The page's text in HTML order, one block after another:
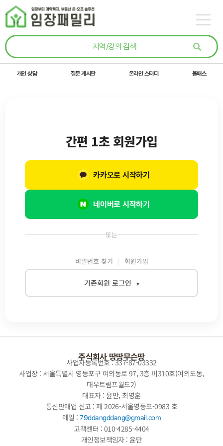
콘텐츠로
건너뛰기
개인 상담 질문 게시판 온라인 스터디 올패스
또는
비밀번호 찾기 회원가입
기존회원 로그인 ▾
로그인
간편 1초 회원가입
네이버로 시작하기
카카오로 시작하기
주식회사 땅땅무슨땅
사업자등록번호 : 337-87-03332
사업장 : 서울특별시 영등포구 여의동로 97, 3층 비310호(여의도동,
대우트럼프월드2)
대표자 : 윤만, 최영훈
통신판매업 신고 : 제 2026-서울영등포-0983 호
메일 :79ddangddang@gmail.com
고객센터 : 010-4285-4404
개인정보책임자 : 윤만